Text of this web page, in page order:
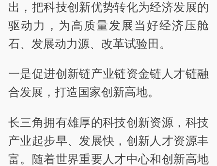
出，把科技创新优势转化为经济发展的
驱动力，为高质量发展当好经济压舱
石、发展动力源、改革试验田。
一是促进创新链产业链资金链人才链融
合发展，打造国家创新高地。
长三角拥有雄厚的科技创新资源，科技
产业起步早、发展快，创新人才资源丰
富。随着世界重要人才中心和创新高地